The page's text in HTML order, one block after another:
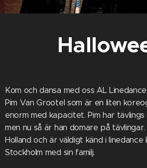
Kom och dansa med oss AL
Pim Van Grootel som är en liten
enorm med kapacitet. Pim har
men nu så är han domare på
Holland och är väldigt känd i
Stockholm med sin familj.